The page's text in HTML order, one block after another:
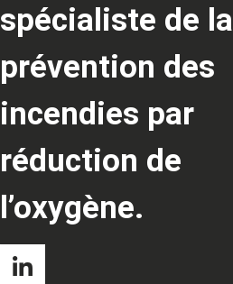
spécialiste de la
prévention des
incendies par
réduction de
l’oxygène.